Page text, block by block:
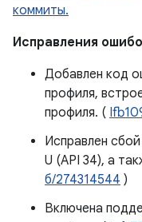
коммиты.
Исправления
Добавлен код
профиля,
профиля. (
Исправлен
U (API 34), а
б/274314544 )
Включена